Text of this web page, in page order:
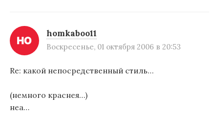
homkaboo11
Воскресенье, 01 октября 2006 в 20:53
Re: какой непосредственный стиль…
(немного краснея…)
неа…